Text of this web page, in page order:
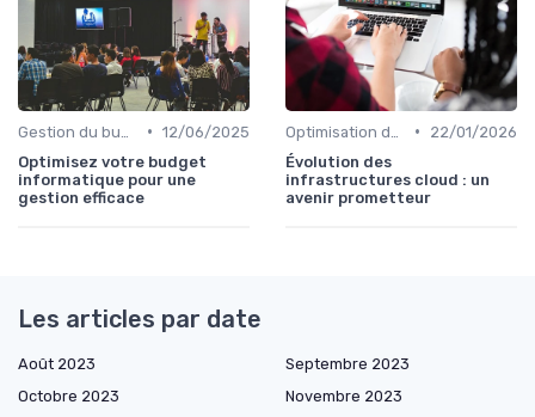
• 12/06/2025
Optimisez votre budget
informatique pour une
gestion efficace
•
22/01/2026
Évolution des
infrastructures cloud : un
avenir prometteur
Les articles par date
Août 2023
Septembre 2023
Octobre 2023
Novembre 2023